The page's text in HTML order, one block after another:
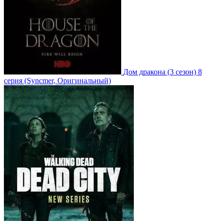
Дом дракона (3 сезон) 8
серия (Syncmer, Оригинальный)